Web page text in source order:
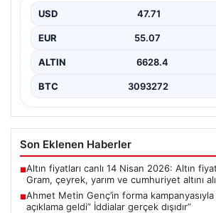
USD 47.71
EUR 55.07
ALTIN 6628.4
BTC 3093272
Son Eklenen Haberler
■Altın fiyatları canlı 14 Nisan 2026: Altın
Gram, çeyrek, yarım ve cumhuriyet altını
■Ahmet Metin Genç’in forma
açıklama geldi” İddialar gerçek dışıdır”